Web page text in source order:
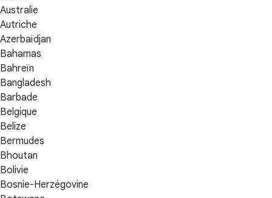
Australie
Autriche
Azerbaïdjan
Bahamas
Bahreïn
Bangladesh
Barbade
Belgique
Belize
Bermudes
Bhoutan
Bolivie
Bosnie-Herzégovine